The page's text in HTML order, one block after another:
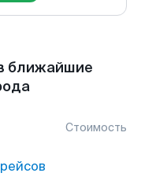
ближайшие
Стоимость